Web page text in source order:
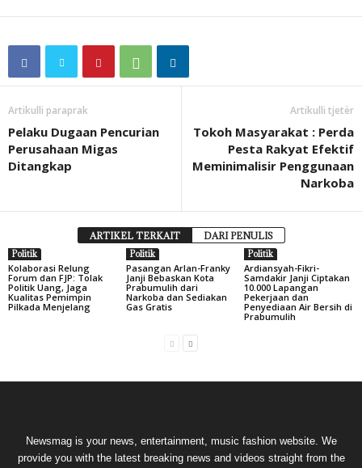
Artikulli paraprak
Pelaku Dugaan Pencurian
Perusahaan Migas
Ditangkap
Artikulli tjetër
Tokoh Masyarakat : Perda
Pesta Rakyat Efektif
Meminimalisir Penggunaan
Narkoba
ARTIKEL TERKAIT DARI PENULIS
Politik
Kolaborasi Relung
Forum dan FJP: Tolak
Politik Uang, Jaga
Kualitas Pemimpin
Pilkada Menjelang
Politik
Pasangan Arlan-Franky
Janji Bebaskan Kota
Prabumulih dari
Narkoba dan Sediakan
Gas Gratis
Politik
Ardiansyah-Fikri-
Samdakir Janji Ciptakan
10.000 Lapangan
Pekerjaan dan
Penyediaan Air Bersih di
Prabumulih
Newsmag is your news, entertainment, music fashion website. We
provide you with the latest breaking news and videos straight from the